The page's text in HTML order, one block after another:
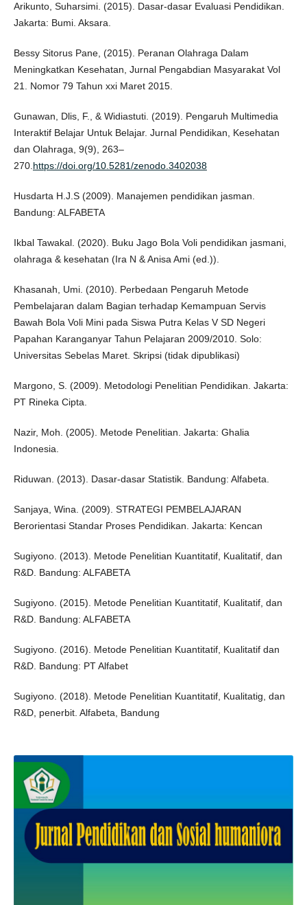
Arikunto, Suharsimi. (2015). Dasar-dasar Evaluasi Pendidikan.
Jakarta: Bumi. Aksara.
Bessy Sitorus Pane, (2015). Peranan Olahraga Dalam
Meningkatkan Kesehatan, Jurnal Pengabdian Masyarakat Vol
21. Nomor 79 Tahun xxi Maret 2015.
Gunawan, Dlis, F., & Widiastuti. (2019). Pengaruh Multimedia
Interaktif Belajar Untuk Belajar. Jurnal Pendidikan, Kesehatan
dan Olahraga, 9(9), 263–
270.https://doi.org/10.5281/zenodo.3402038
Husdarta H.J.S (2009). Manajemen pendidikan jasman.
Bandung: ALFABETA
Ikbal Tawakal. (2020). Buku Jago Bola Voli pendidikan jasmani,
olahraga & kesehatan (Ira N & Anisa Ami (ed.)).
Khasanah, Umi. (2010). Perbedaan Pengaruh Metode
Pembelajaran dalam Bagian terhadap Kemampuan Servis
Bawah Bola Voli Mini pada Siswa Putra Kelas V SD Negeri
Papahan Karanganyar Tahun Pelajaran 2009/2010. Solo:
Universitas Sebelas Maret. Skripsi (tidak dipublikasi)
Margono, S. (2009). Metodologi Penelitian Pendidikan. Jakarta:
PT Rineka Cipta.
Nazir, Moh. (2005). Metode Penelitian. Jakarta: Ghalia
Indonesia.
Riduwan. (2013). Dasar-dasar Statistik. Bandung: Alfabeta.
Sanjaya, Wina. (2009). STRATEGI PEMBELAJARAN
Berorientasi Standar Proses Pendidikan. Jakarta: Kencan
Sugiyono. (2013). Metode Penelitian Kuantitatif, Kualitatif, dan
R&D. Bandung: ALFABETA
Sugiyono. (2015). Metode Penelitian Kuantitatif, Kualitatif, dan
R&D. Bandung: ALFABETA
Sugiyono. (2016). Metode Penelitian Kuantitatif, Kualitatif dan
R&D. Bandung: PT Alfabet
Sugiyono. (2018). Metode Penelitian Kuantitatif, Kualitatig, dan
R&D, penerbit. Alfabeta, Bandung